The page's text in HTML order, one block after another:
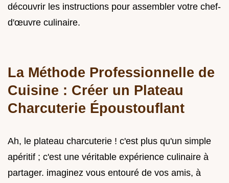
découvrir les instructions pour assembler votre chef-
d'œuvre culinaire.
La Méthode Professionnelle de
Cuisine : Créer un Plateau
Charcuterie Époustouflant
Ah, le plateau charcuterie ! c'est plus qu'un simple
apéritif ; c'est une véritable expérience culinaire à
partager. imaginez vous entouré de vos amis, à